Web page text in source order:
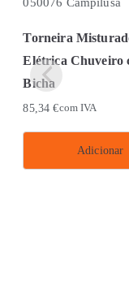
Torneira
Elétrica Chuveiro
Bicha
85,34€com IVA
Adicionar